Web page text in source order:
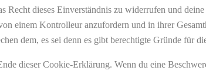
dieses Einverständnis zu widerrufen und
einem Kontrolleur anzufordern und in ihrer
dem, es sei denn es gibt berechtigte Gründe für
dieser Cookie-Erklärung. Wenn du eine